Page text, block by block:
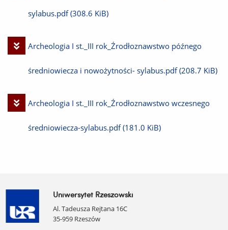
plik
sylabus.pdf (308.6 KiB)
Pobierz
plik
Archeologia I st._III rok_Źrodłoznawstwo późnego
średniowiecza i nowożytności- sylabus.pdf (208.7 KiB)
Pobierz
plik
Archeologia I st._III rok_Źrodłoznawstwo wczesnego
średniowiecza-sylabus.pdf (181.0 KiB)
Uniwersytet Rzeszowski
Al. Tadeusza Rejtana 16C
35-959 Rzeszów